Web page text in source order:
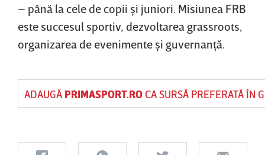
– până la cele de copii şi juniori. Misiunea FRB
este succesul sportiv, dezvoltarea grassroots,
organizarea de evenimente şi guvernanţă.
ADAUGĂ PRIMASPORT.ROCA SURSĂ PREFERATĂ ÎN